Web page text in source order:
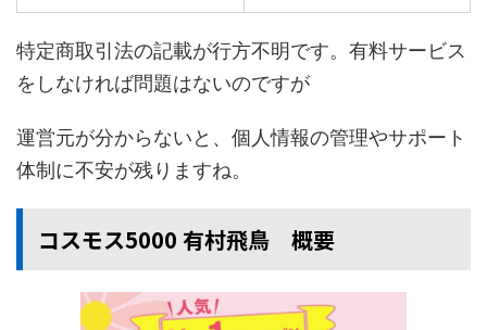
特定商取引法の記載が行方不明です。有料サービス
をしなければ問題はないのですが
運営元が分からないと、個人情報の管理やサポート
体制に不安が残りますね。
コスモス5000 有村飛鳥 概要